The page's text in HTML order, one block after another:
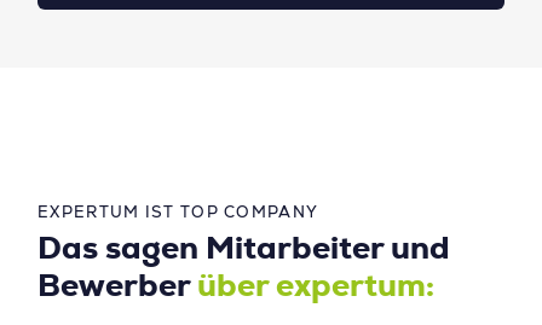
EXPERTUM IST TOP COMPANY
Das sagen Mitarbeiter und
Bewerber über expertum: